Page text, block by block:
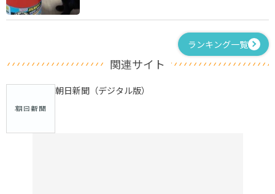
ランキング一覧
関連サイト
朝日新聞（デジタル版）